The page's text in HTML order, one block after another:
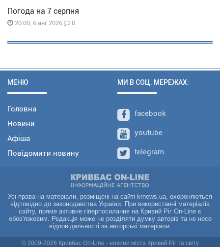
Погода на 7 серпня
20:00, 6 авг 2026 0
МЕНЮ
Головна
Новини
Афіша
Повідомити новину
МИ В СОЦ. МЕРЕЖАХ:
facebook
youtube
telegram
Усі права на матеріали, розміщені на сайті krnews.ua, охороняються
відповідно до законодавства України. При використанні матеріалів
сайту, пряме активне гіперпосилання на Кривий Ріг On-Line є
обов'язковим. Редакція може не розділяти думку авторів та не несе
відповідальності за авторські матеріали.
© 2009-2026 Кривбас On-Line - новини міста Кривий Ріг та світу